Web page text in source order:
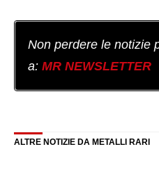
Non perdere le notizie
a: MR NEWSLETTER
ALTRE NOTIZIE DA METALLI RARI